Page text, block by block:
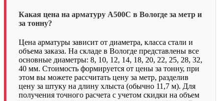
Какая цена на арматуру А500С в Вологде за метр и
за тонну?
Цена арматуры зависит от диаметра, класса стали и
объема заказа. На складе в Вологде представлены все
основные диаметры: 8, 10, 12, 14, 18, 20, 22, 25, 28, 32,
40 мм. Стоимость формируется от цены за тонну, при
этом вы можете рассчитать цену за метр, разделив
цену за штуку на длину хлыста (обычно 11,7 м). Для
получения точного расчета с учетом скидки на объем